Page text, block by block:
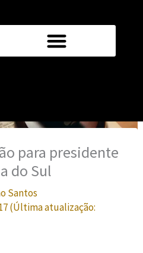
para presidente
do Sul
Santos
(Última atualização: